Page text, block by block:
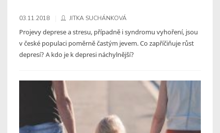
03.11.2018 JITKA SUCHÁNKOVÁ
Projevy deprese a stresu, případně i syndromu vyhoření, jsou
v české populaci poměrně častým jevem. Co zapříčiňuje růst
depresí? A kdo je k depresi náchylnější?